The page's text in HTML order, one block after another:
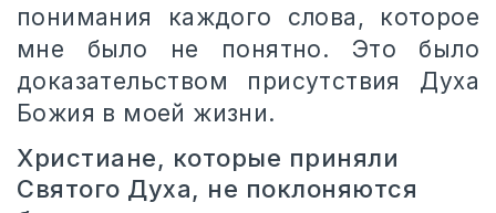
понимания каждого слова, которое
мне было не понятно. Это было
доказательством присутствия Духа
Божия в моей жизни.
Христиане, которые приняли
Святого Духа, не поклоняются